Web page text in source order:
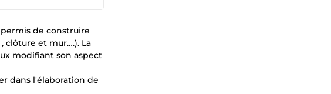
de construire
clôture et mur….). La
modifiant son aspect
dans l'élaboration de